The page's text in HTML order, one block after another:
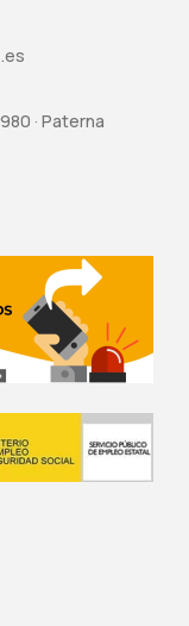
· Paterna